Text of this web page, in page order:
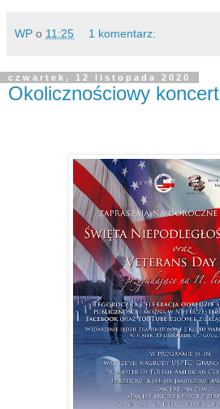
WP o 11:25 1 komentarz:
czwartek, 12 listopada 2020
Okolicznościowy koncert